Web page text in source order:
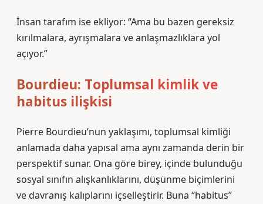
İnsan tarafım ise ekliyor: “Ama bu bazen gereksiz
kırılmalara, ayrışmalara ve anlaşmazlıklara yol
açıyor.”
Bourdieu: Toplumsal kimlik ve
habitus ilişkisi
Pierre Bourdieu’nun yaklaşımı, toplumsal kimliği
anlamada daha yapısal ama aynı zamanda derin bir
perspektif sunar. Ona göre birey, içinde bulunduğu
sosyal sınıfın alışkanlıklarını, düşünme biçimlerini
ve davranış kalıplarını içselleştirir. Buna “habitus”